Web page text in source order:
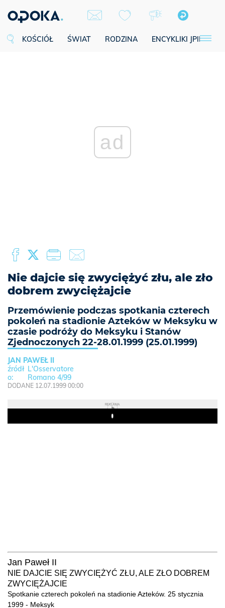
KOŚCIÓŁ ŚWIAT RODZINA ENCYKLIKI JPII
ad
Nie dajcie się zwyciężyć złu, ale zło
dobrem zwyciężajcie
Przemówienie podczas spotkania czterech
pokoleń na stadionie Azteków w Meksyku w
czasie podróży do Meksyku i Stanów
Zjednoczonych 22-28.01.1999 (25.01.1999)
JAN PAWEŁ II
L'Osservatore
Romano 4/99
DODANE 12.07.1999 00:00
REKLAMA
Play
Jan Paweł II
NIE DAJCIE SIĘ ZWYCIĘŻYĆ ZŁU, ALE ZŁO DOBREM
ZWYCIĘŻAJCIE
Spotkanie czterech pokoleń na stadionie Azteków. 25 stycznia
1999 - Meksyk